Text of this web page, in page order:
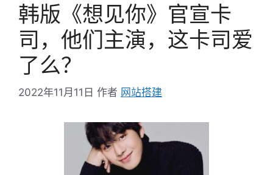
韩版《想见你》官宣卡
司，他们主演，这卡司爱
了么？
2022年11月11日 作者 网站搭建